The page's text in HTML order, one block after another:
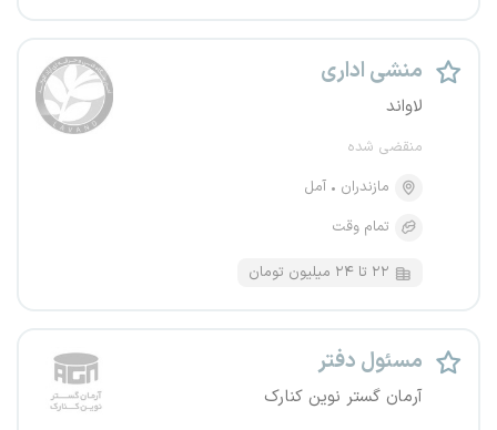
منشی اداری
لاواند
منقضی شده
مازندران
آمل
تمام وقت
۲۲ تا ۲۴ میلیون تومان
مسئول دفتر
آرمان گستر نوین کنارک